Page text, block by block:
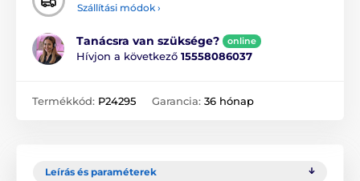
Szállítási módok ›
Tanácsra van szüksége? online
Hívjon a következő 15558086037
Termékkód: P24295 Garancia: 36 hónap
Leírás és paraméterek